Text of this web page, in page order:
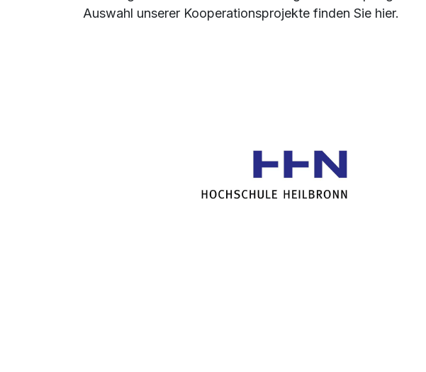
Auswahl unserer Kooperationsprojekte finden Sie hier.